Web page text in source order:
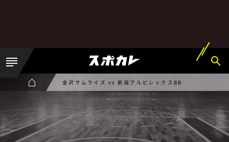
金沢サムライズ vs 新潟アルビレックスBB